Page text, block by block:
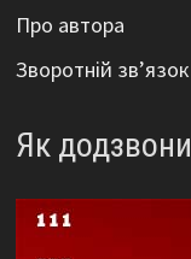
Про автора
Зворотній зв’язок
Як